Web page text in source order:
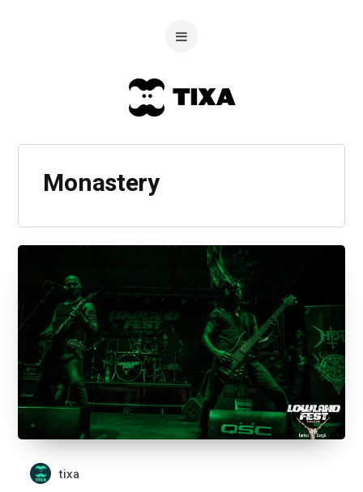
Monastery
tixa